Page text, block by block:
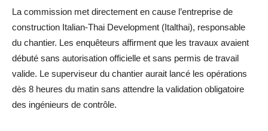
La commission met directement en cause l’entreprise de
construction Italian-Thai Development (Italthai), responsable
du chantier. Les enquêteurs affirment que les travaux avaient
débuté sans autorisation officielle et sans permis de travail
valide. Le superviseur du chantier aurait lancé les opérations
dès 8 heures du matin sans attendre la validation obligatoire
des ingénieurs de contrôle.